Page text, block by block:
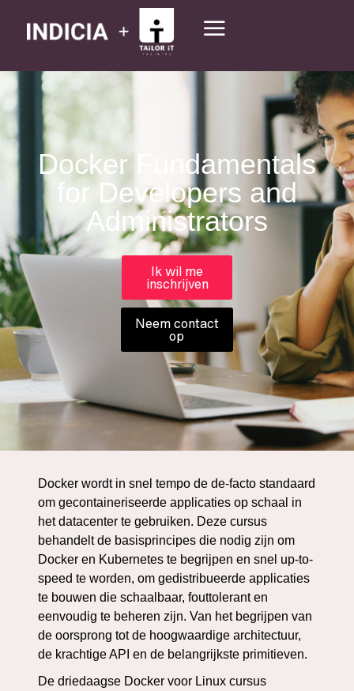
Docker Fundamentals
for Developers and
Administrators
Ik wil me
inschrijven
Neem contact
op
Docker wordt in snel tempo de de-facto standaard
om gecontaineriseerde applicaties op schaal in
het datacenter te gebruiken. Deze cursus
behandelt de basisprincipes die nodig zijn om
Docker en Kubernetes te begrijpen en snel up-to-
speed te worden, om gedistribueerde applicaties
te bouwen die schaalbaar, fouttolerant en
eenvoudig te beheren zijn. Van het begrijpen van
de oorsprong tot de hoogwaardige architectuur,
de krachtige API en de belangrijkste primitieven.
De driedaagse Docker voor Linux cursus